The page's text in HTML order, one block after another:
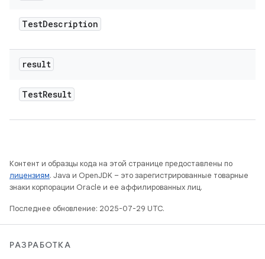
TestDescription
result
TestResult
Контент и образцы кода на этой странице предоставлены по
лицензиям. Java и OpenJDK – это зарегистрированные товарные
знаки корпорации Oracle и ее аффилированных лиц.
Последнее обновление: 2025-07-29 UTC.
РАЗРАБОТКА